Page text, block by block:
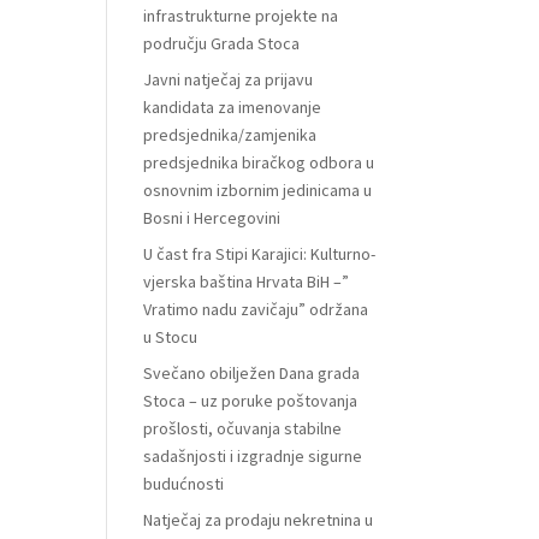
infrastrukturne projekte na
području Grada Stoca
Javni natječaj za prijavu
kandidata za imenovanje
predsjednika/zamjenika
predsjednika biračkog odbora u
osnovnim izbornim jedinicama u
Bosni i Hercegovini
U čast fra Stipi Karajici: Kulturno-
vjerska baština Hrvata BiH –”
Vratimo nadu zavičaju” održana
u Stocu
Svečano obilježen Dana grada
Stoca – uz poruke poštovanja
prošlosti, očuvanja stabilne
sadašnjosti i izgradnje sigurne
budućnosti
Natječaj za prodaju nekretnina u